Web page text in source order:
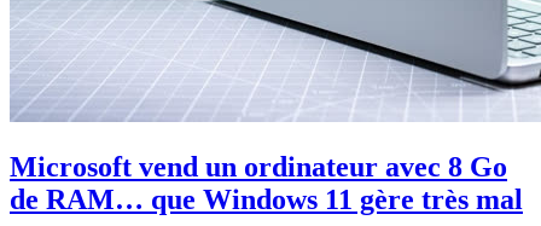
Microsoft vend un ordinateur avec 8 Go
de RAM… que Windows 11 gère très mal